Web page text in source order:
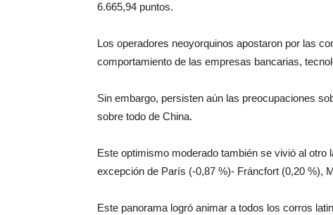
6.665,94 puntos.
Los operadores neoyorquinos apostaron por las
comportamiento de las empresas bancarias,
Sin embargo, persisten aún las preocupaciones
sobre todo de China.
Este optimismo moderado también se vivió al otro
excepción de París (-0,87 %)- Fráncfort (0,20 %),
Este panorama logró animar a todos los corros